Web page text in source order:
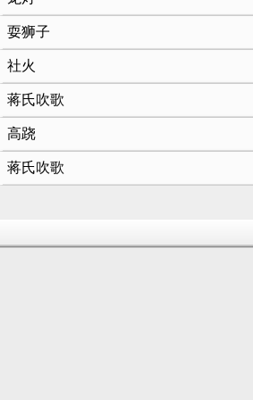
耍狮子
社火
蒋氏吹歌
高跷
蒋氏吹歌